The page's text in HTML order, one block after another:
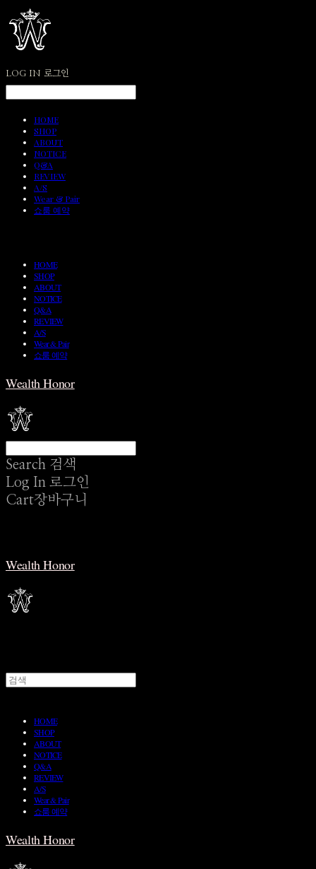
LOG IN 로그인
HOME
SHOP
ABOUT
NOTICE
Q&A
REVIEW
A/S
Wear & Pair
쇼룸 예약
HOME
SHOP
ABOUT
NOTICE
Q&A
REVIEW
A/S
Wear & Pair
쇼룸 예약
Wealth Honor
Search 검색
Log In 로그인
Cart장바구니
Wealth Honor
HOME
SHOP
ABOUT
NOTICE
Q&A
REVIEW
A/S
Wear & Pair
쇼룸 예약
Wealth Honor